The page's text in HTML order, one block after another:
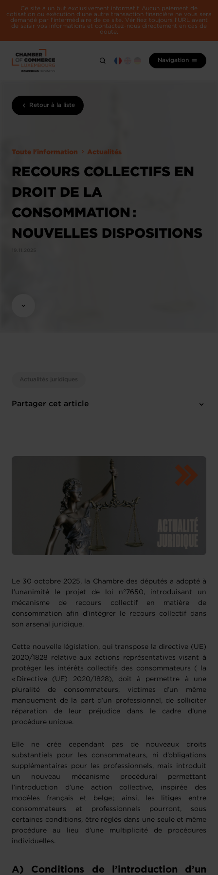
Ce site a un but exclusivement informatif. Aucun paiement de
cotisation ou exécution d'une autre transaction financière ne vous sera
demandé par l'intermédiaire de ce site. Vérifiez toujours l'URL avant
de saisir vos informations et contactez-nous directement en cas de
doute.
Navigation
Retour à la liste
Toute l'information Actualités
RECOURS COLLECTIFS EN
DROIT DE LA
CONSOMMATION :
NOUVELLES DISPOSITIONS
Actualités juridiques
Partager cet article
Le 30 octobre 2025, la Chambre des députés a adopté à
l’unanimité le projet de loi n°7650, introduisant un
mécanisme de recours collectif en matière de
consommation afin d’intégrer le recours collectif dans
son arsenal juridique.
Cette nouvelle législation, qui transpose la directive (UE)
2020/1828
relative aux actions représentatives visant à
protéger les intérêts collectifs des consommateurs ( la
« Directive (UE) 2020/1828), doit à permettre à une
pluralité de consommateurs, victimes d’un même
manquement de la part d’un professionnel, de solliciter
réparation de leur préjudice dans le cadre d’une
procédure unique.
Elle ne crée cependant pas de nouveaux droits
substantiels pour les consommateurs, ni d’obligations
supplémentaires pour les professionnels, mais introduit
un nouveau mécanisme procédural permettant
l’introduction d’une action collective, inspirée des
modèles français et belge ; ainsi, les litiges entre
consommateurs et professionnels pourront, sous
certaines conditions, être réglés dans une seule et même
procédure au lieu d’une multiplicité de procédures
individuelles.
A) Conditions de l’introduction d’un